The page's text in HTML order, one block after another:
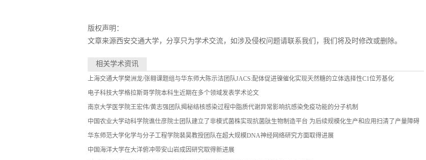
版权声明：
文章来源西安交通大学，分享只为学术交流，如涉及侵权问题请联系我们，我们将及时修改或删除。
相关学术资讯
上海交通大学樊洲龙/张翱课题组与华东师大陈示洁团队JACS:配体促进镍催化实现天然糖的立体选择性C1位芳基化
电子科技大学格拉斯哥学院本科生近期在多个领域发表学术论文
南京大学医学院王宏伟/黄志强团队揭秘结核感染过程中脂质代谢异常影响抗感染免疫功能的分子机制
中国农业大学动科学院谯仕彦院士团队建立了非模式菌株实现抗菌肽生物制造平台 为后续规模化生产和应用扫清了产量障碍
华东师范大学化学与分子工程学院裴昊教授团队在超大规模DNA神经网络研究方面取得进展
中国海洋大学在大洋俯冲带安山岩成因研究取得新进展